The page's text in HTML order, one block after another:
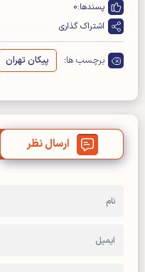
پسندها:0
اشتراک گذاری
برچسب ها: پیکان تهران
ارسال نظر